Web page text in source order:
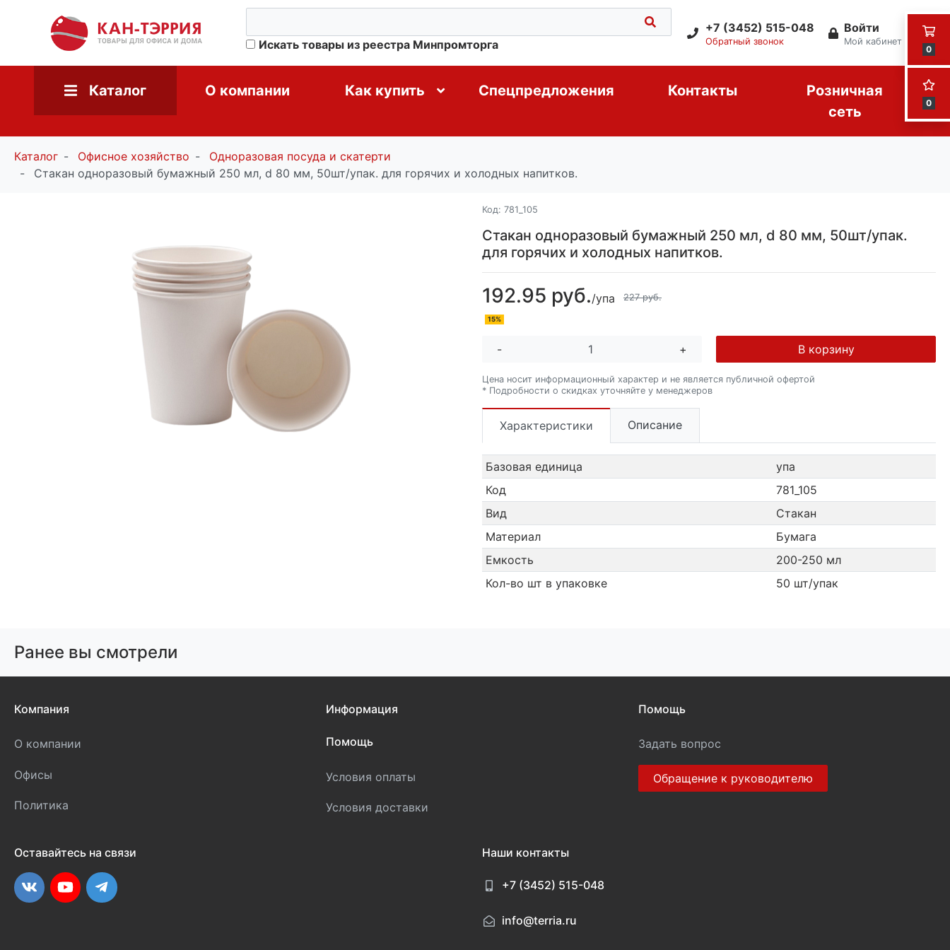
0
0
Искать товары из реестра Минпромторга
+7 (3452) 515-048
Обратный звонок
Войти
Мой кабинет
Каталог О компании Как купить Спецпредложения Контакты
Розничная
сеть
Каталог Офисное хозяйство
Одноразовая посуда и скатерти
Стакан одноразовый бумажный 250 мл, d 80 мм, 50шт/упак. для горячих и холодных напитков.
Код: 781_105
Стакан одноразовый бумажный 250 мл, d 80 мм, 50шт/упак.
для горячих и холодных напитков.
192.95 руб./упа 227 руб.
15%
- + В корзину
Цена носит информационный характер и не является публичной офертой
* Подробности о скидках уточняйте у менеджеров
Характеристики Описание
Базовая единица
упа
Код
781_105
Вид
Стакан
Материал
Бумага
Емкость
200-250 мл
Кол-во шт в упаковке
50 шт/упак
Ранее вы смотрели
Компания
О компании
Офисы
Политика
Информация
Помощь
Условия оплаты
Условия доставки
Помощь
Задать вопрос
Обращение к руководителю
Оставайтесь на связи
ВКонтакте
YouTubeTelegram
Наши контакты
+7 (3452) 515-048
info@terria.ru